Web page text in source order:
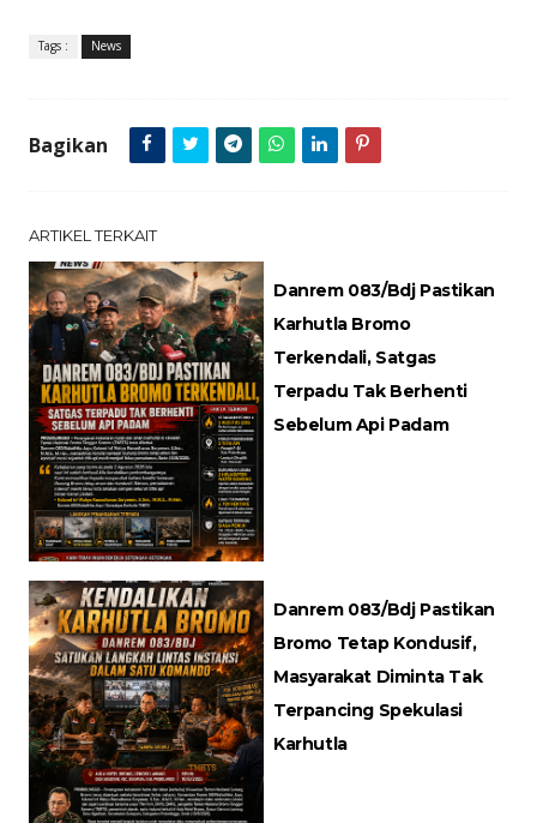
Tags : News
Bagikan
ARTIKEL TERKAIT
Danrem 083/Bdj Pastikan
Karhutla Bromo
Terkendali, Satgas
Terpadu Tak Berhenti
Sebelum Api Padam
Danrem 083/Bdj Pastikan
Bromo Tetap Kondusif,
Masyarakat Diminta Tak
Terpancing Spekulasi
Karhutla